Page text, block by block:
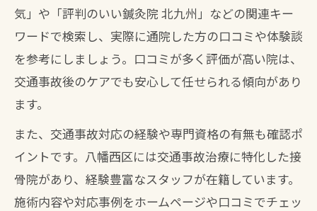
気」や「評判のいい鍼灸院 北九州」などの関連キー
ワードで検索し、実際に通院した方の口コミや体験談
を参考にしましょう。口コミが多く評価が高い院は、
交通事故後のケアでも安心して任せられる傾向があり
ます。
また、交通事故対応の経験や専門資格の有無も確認ポ
イントです。八幡西区には交通事故治療に特化した接
骨院があり、経験豊富なスタッフが在籍しています。
施術内容や対応事例をホームページや口コミでチェッ